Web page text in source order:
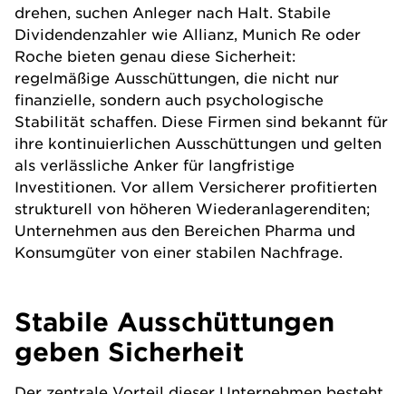
drehen, suchen Anleger nach Halt. Stabile
Dividendenzahler wie Allianz, Munich Re oder
Roche bieten genau diese Sicherheit:
regelmäßige Ausschüttungen, die nicht nur
finanzielle, sondern auch psychologische
Stabilität schaffen. Diese Firmen sind bekannt für
ihre kontinuierlichen Ausschüttungen und gelten
als verlässliche Anker für langfristige
Investitionen. Vor allem Versicherer profitierten
strukturell von höheren Wiederanlagerenditen;
Unternehmen aus den Bereichen Pharma und
Konsumgüter von einer stabilen Nachfrage.
Stabile Ausschüttungen
geben Sicherheit